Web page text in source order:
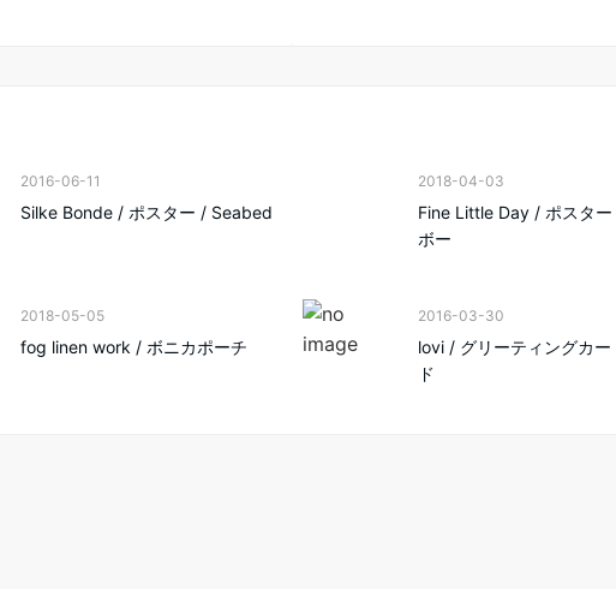
2016-06-11
Silke Bonde / ポスター / Seabed
2018-04-03
Fine Little Day / ポスタ
ボー
2018-05-05
fog linen work / ボニカポーチ
2016-03-30
lovi / グリーティングカー
ド